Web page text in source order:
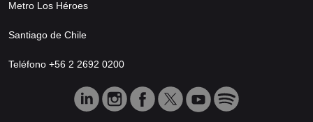
Metro Los Héroes
Santiago de Chile
Teléfono +56 2 2692 0200